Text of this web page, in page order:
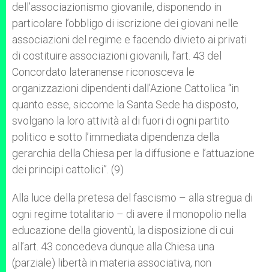
dell’associazionismo giovanile, disponendo in
particolare l’obbligo di iscrizione dei giovani nelle
associazioni del regime e facendo divieto ai privati
di costituire associazioni giovanili, l’art. 43 del
Concordato lateranense riconosceva le
organizzazioni dipendenti dall’Azione Cattolica “in
quanto esse, siccome la Santa Sede ha disposto,
svolgano la loro attività al di fuori di ogni partito
politico e sotto l’immediata dipendenza della
gerarchia della Chiesa per la diffusione e l’attuazione
dei principi cattolici”. (9)
Alla luce della pretesa del fascismo – alla stregua di
ogni regime totalitario – di avere il monopolio nella
educazione della gioventù, la disposizione di cui
all’art. 43 concedeva dunque alla Chiesa una
(parziale) libertà in materia associativa, non